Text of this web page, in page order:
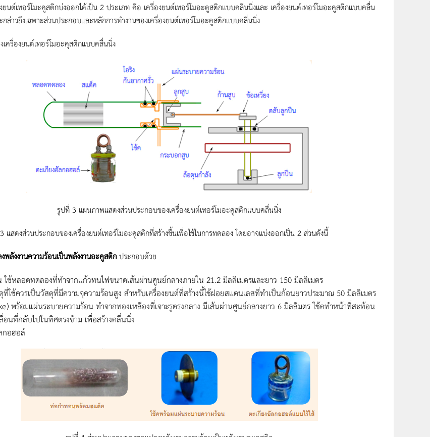
อร์โมะคูสติกบ่งออกได้เป็น 2 ประเภท คือ เครื่องยนต์เทอร์โมอะดูสติกแบบคลื่นนิ่งและ เครื่องยนต์เทอร์โมอะคูสติกแบบคลื่น
ล่าวถึงเฉพาะส่วนประกอบและหลักการทำงานของเครื่องยนต์เทอร์โมอะคูสติกแบบคลื่นนิ่ง
ครื่องยนต์เทอร์โมอะคุสติกแบบคลื่นนิ่ง
รูปที่ 3 แผนภาพแสดงส่วนประกอบของเครื่องยนต์เทอร์โมอะคูสติกแบบคลื่นนิ่ง
วนประกอบของเครื่องยนต์เทอร์โมอะคูสติกที่สร้างขึ้นเพื่อใช้ในการทดลอง โดยอาจแบ่งออกเป็น 2 ส่วนดังนี้
ลังงานความร้อนเป็นพลังงานอะคูสติกประกอบด้วย
ช้หลอดทดลองที่ทำจากแก้วทนไฟขนาดเส้นผ่านศูนย์กลางภายใน 21.2 มิลลิเมตรและยาว 150 มิลลิเมตร
ใช้ควรเป็นวัสดุที่มีความจุความร้อนสูง สำหรับเครื่องยนต์ที่สร้างนี้ใช้ฝอยสแตนเลสที่ทำเป็นก้อนยาวประมาณ 50 มิลลิเมตร
พร้อมแผ่นระบายความร้อน ทำจากทองเหลืองที่เจาะรูตรงกลาง มีเส้นผ่านศูนย์กลางยาว 6 มิลลิมตร ใช้คทำหน้าที่สะท้อน
อนที่กลับไปในทิศตรงข้าม เพื่อสร้างคลื่นนิ่ง
กอฮอล์